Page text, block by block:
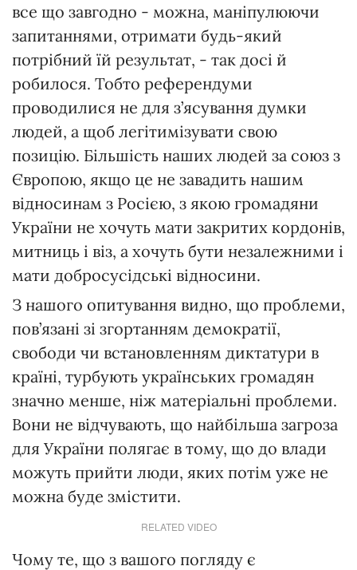
все що завгодно - можна, маніпулюючи
запитаннями, отримати будь-який
потрібний їй результат, - так досі й
робилося. Тобто референдуми
проводилися не для з’ясування думки
людей, а щоб легітимізувати свою
позицію. Більшість наших людей за союз з
Європою, якщо це не завадить нашим
відносинам з Росією, з якою громадяни
України не хочуть мати закритих кордонів,
митниць і віз, а хочуть бути незалежними і
мати добросусідські відносини.
З нашого опитування видно, що проблеми,
пов’язані зі згортанням демократії,
свободи чи встановленням диктатури в
країні, турбують українських громадян
значно менше, ніж матеріальні проблеми.
Вони не відчувають, що найбільша загроза
для України полягає в тому, що до влади
можуть прийти люди, яких потім уже не
можна буде змістити.
RELATED VIDEO
Чому те, що з вашого погляду є